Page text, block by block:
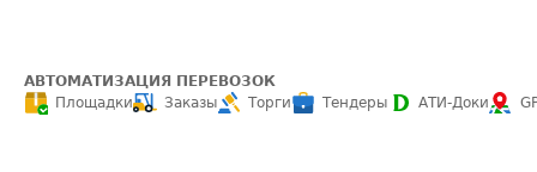
АВТОМАТИЗАЦИЯ ПЕРЕВОЗОК
Площадки
Заказы Торги Тендеры АТИ-Доки